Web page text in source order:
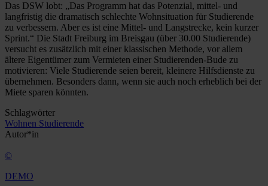
Das DSW lobt: „Das Programm hat das Potenzial, mittel- und
langfristig die dramatisch schlechte Wohnsituation für Studierende
zu verbessern. Aber es ist eine Mittel- und Langstrecke, kein kurzer
Sprint.“ Die Stadt Freiburg im Breisgau (über 30.00 Studierende)
versucht es zusätzlich mit einer klassischen Methode, vor allem
ältere Eigentümer zum Vermieten einer Studierenden-Bude zu
motivieren: Viele Studierende seien bereit, kleinere Hilfsdienste zu
übernehmen. Besonders dann, wenn sie auch noch erheblich bei der
Miete sparen könnten.
Schlagwörter
Wohnen Studierende
Autor*in
©
DEMO